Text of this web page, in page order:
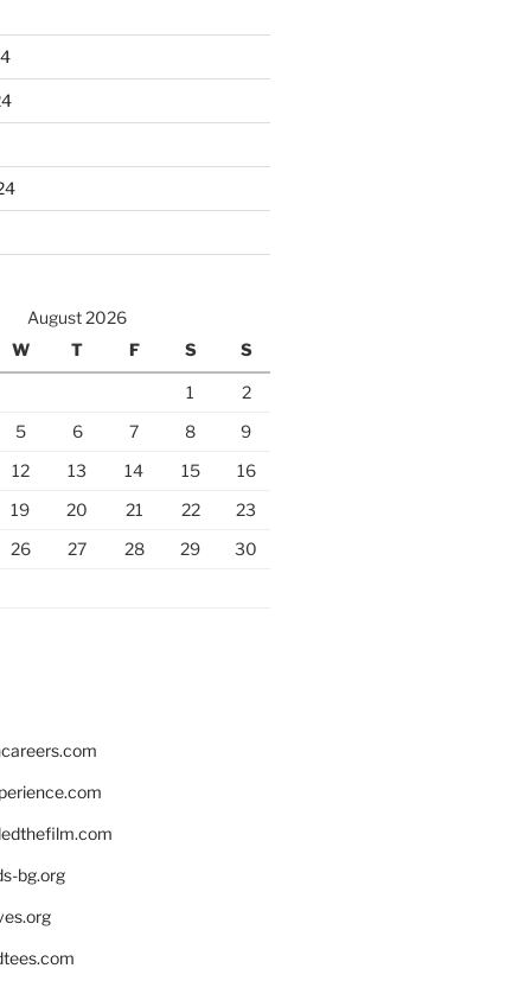
August 2026
W T F S S
1
2
5 6 7 8
9
12 13 14 15
16
19 20 21 22
23
26 27 28 29
30
bg.org